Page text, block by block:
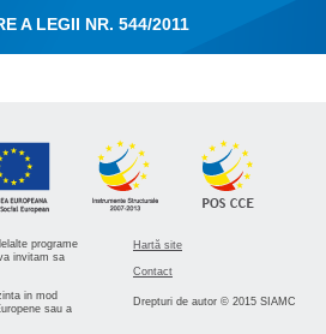
A LEGII NR. 544/2011
programe
invitam sa
in mod
sau a
Hartă site
Contact
Drepturi de autor © 2015 SIAMC